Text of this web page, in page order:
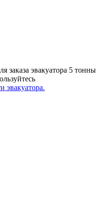
заказа эвакуатора 5 тонны
эвакуатора.